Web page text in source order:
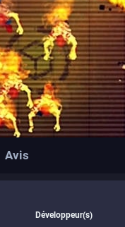
Avis
Développeur(s)